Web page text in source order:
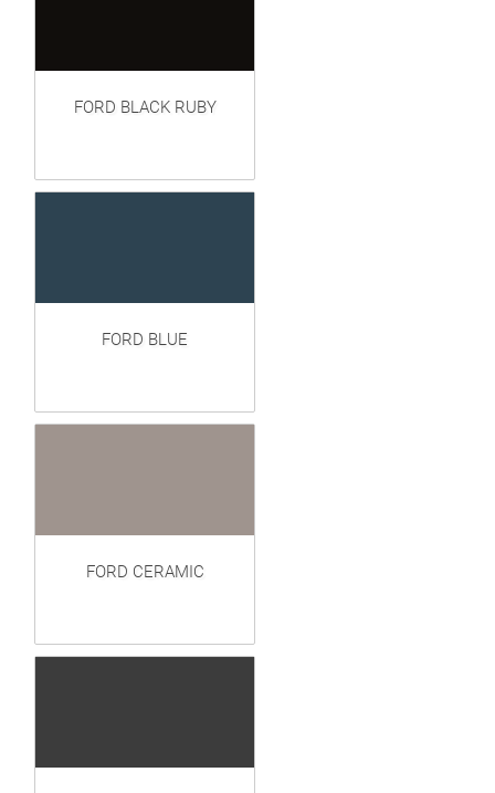
FORD BLACK RUBY
FORD BLUE
FORD CERAMIC